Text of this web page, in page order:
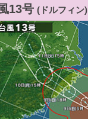
13号 (ドルフィン)